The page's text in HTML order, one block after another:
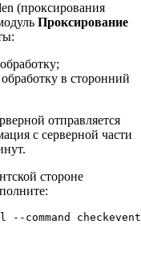
(проксирования
Проксирование
в сторонний
отправляется
с серверной части
стороне
command checkevent